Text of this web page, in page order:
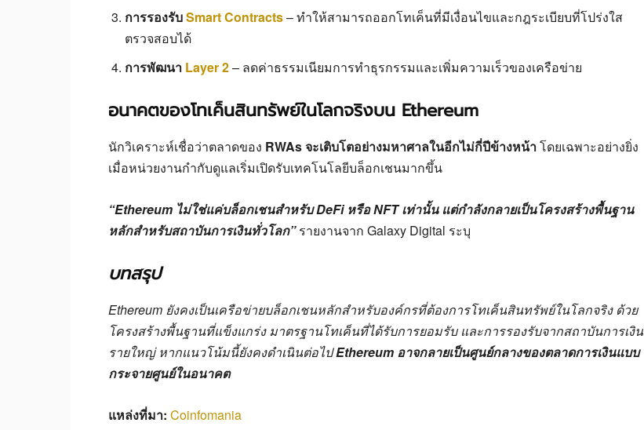
การรองรับSmart Contracts– ทำให้สามารถออกโทเค็นที่มีเงื่อนไขและกฎระเบียบที่โปร่งใส
ตรวจสอบได้
การพัฒนา Layer 2– ลดค่าธรรมเนียมการทำธุรกรรมและเพิ่มความเร็วของเครือข่าย
อนาคตของโทเค็นสินทรัพย์ในโลกจริงบน Ethereum
นักวิเคราะห์เชื่อว่าตลาดของ RWAs จะเติบโตอย่างมหาศาลในอีกไม่กี่ปีข้างหน้าโดยเฉพาะอย่างยิ่ง
เมื่อหน่วยงานกำกับดูแลเริ่มเปิดรับเทคโนโลยีบล็อกเชนมากขึ้น
“Ethereum ไม่ใช่แค่บล็อกเชนสำหรับ DeFi หรือ NFT เท่านั้น แต่กำลังกลายเป็นโครงสร้างพื้นฐาน
หลักสำหรับสถาบันการเงินทั่วโลก”รายงานจาก Galaxy Digital ระบุ
บทสรุป
Ethereum ยังคงเป็นเครือข่ายบล็อกเชนหลักสำหรับองค์กรที่ต้องการโทเค็นสินทรัพย์ในโลกจริง ด้วย
โครงสร้างพื้นฐานที่แข็งแกร่ง มาตรฐานโทเค็นที่ได้รับการยอมรับ และการรองรับจากสถาบันการเงิน
รายใหญ่ หากแนวโน้มนี้ยังคงดำเนินต่อไปEthereum อาจกลายเป็นศูนย์กลางของตลาดการเงินแบบ
กระจายศูนย์ในอนาคต
แหล่งที่มา: Coinfomania